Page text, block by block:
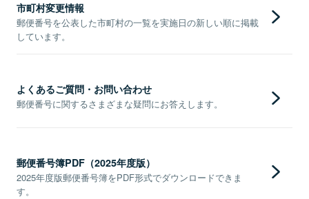
市町村変更情報
郵便番号を公表した市町村の一覧を実施日の新しい順に掲載
しています。
よくあるご質問・お問い合わせ
郵便番号に関するさまざまな疑問にお答えします。
郵便番号簿PDF（2025年度版）
2025年度版郵便番号簿をPDF形式でダウンロードできま
す。